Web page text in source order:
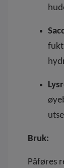
Bruk:
Påføres